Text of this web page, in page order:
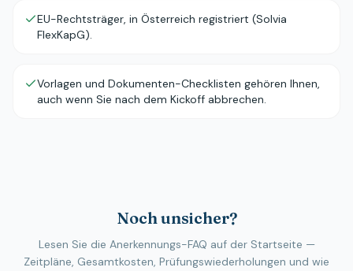
EU-Rechtsträger, in Österreich registriert (Solvia
FlexKapG).
Vorlagen und Dokumenten-Checklisten gehören Ihnen,
auch wenn Sie nach dem Kickoff abbrechen.
Noch unsicher?
Lesen Sie die Anerkennungs-FAQ auf der Startseite —
Zeitpläne, Gesamtkosten, Prüfungswiederholungen und wie